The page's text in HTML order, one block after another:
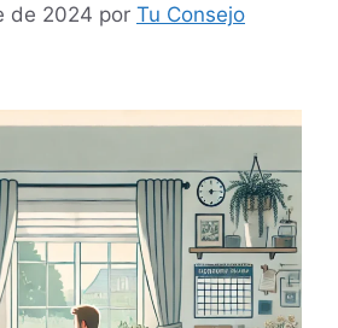
de 2024 por Tu Consejo